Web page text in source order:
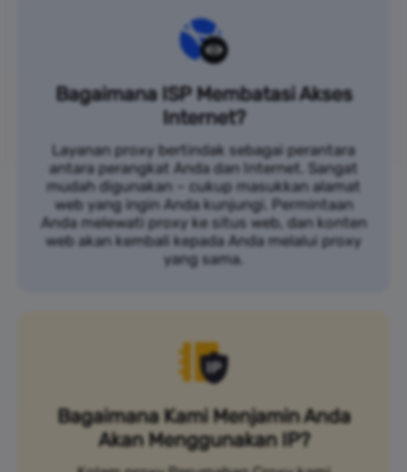
Bagaimana ISP Membatasi Akses
Internet?
Layanan proxy bertindak sebagai perantara
antara perangkat Anda dan Internet. Sangat
mudah digunakan – cukup masukkan alamat
web yang ingin Anda kunjungi. Permintaan
Anda melewati proxy ke situs web, dan konten
web akan kembali kepada Anda melalui proxy
yang sama.
Bagaimana Kami Menjamin Anda
Akan Menggunakan IP?